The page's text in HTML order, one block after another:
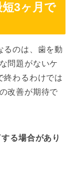
3ヶ月で
るのは、歯を動
問題がないケ
終わるわけでは
改善が期待で
る場合があり